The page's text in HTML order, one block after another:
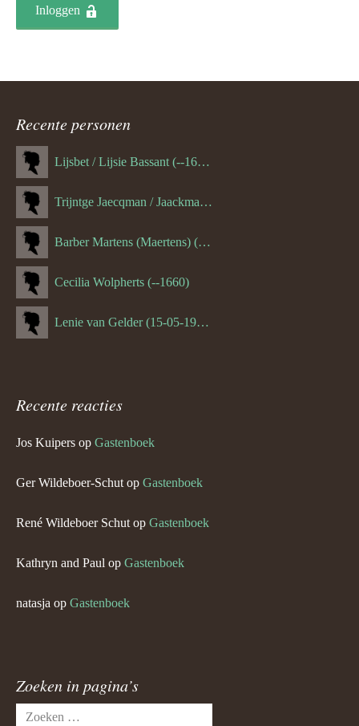
Inloggen
Recente personen
Lijsbet / Lijsie Bassant (--1687)
Trijntge Jaecqman / Jaackman (--1651)
Barber Martens (Maertens) (--1658)
Cecilia Wolpherts (--1660)
Lenie van Gelder (15-05-1970)
Recente reacties
Jos Kuipers op Gastenboek
Ger Wildeboer-Schut op Gastenboek
René Wildeboer Schut op Gastenboek
Kathryn and Paul op Gastenboek
natasja op Gastenboek
Zoeken in pagina’s
Zoeken